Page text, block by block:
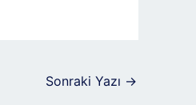
Sonraki Yazı →